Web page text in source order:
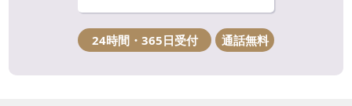
24時間・365日受付 通話無料